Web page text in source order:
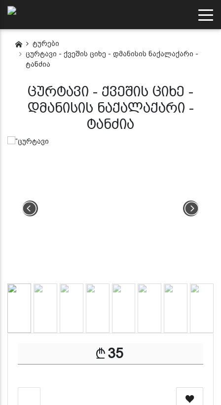
ტურები
ცურტავი - ქვეშის ციხე - დმანისის ნაქალაქარი -
ტანძია
ცურტავი - ქვეშის ციხე -
დმანისის ნაქალაქარი -
ტანძია
35